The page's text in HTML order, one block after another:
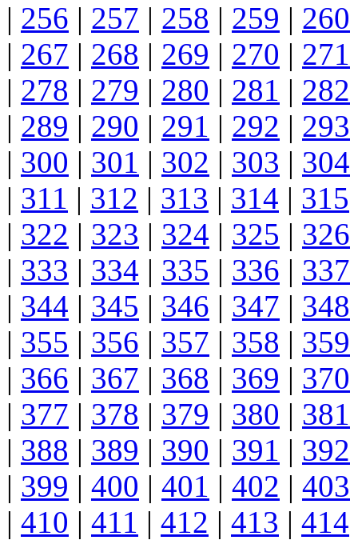
| 256 | 257 | 258 | 259 | 260
| 267 | 268 | 269 | 270 | 271
| 278 | 279 | 280 | 281 | 282
| 289 | 290 | 291 | 292 | 293
| 300 | 301 | 302 | 303 | 304
| 311 | 312 | 313 | 314 | 315
| 322 | 323 | 324 | 325 | 326
| 333 | 334 | 335 | 336 | 337
| 344 | 345 | 346 | 347 | 348
| 355 | 356 | 357 | 358 | 359
| 366 | 367 | 368 | 369 | 370
| 377 | 378 | 379 | 380 | 381
| 388 | 389 | 390 | 391 | 392
| 399 | 400 | 401 | 402 | 403
| 410 | 411 | 412 | 413 | 414